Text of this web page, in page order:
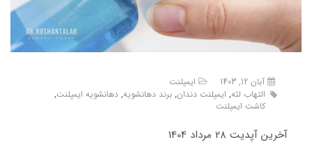
آبان 12, 1403
ایمپلنت
التهاب لثه, ایمپلنت دندان, برند دهانشویه, دهانشویه ایمپلنت,
کاشت ایمپلنت
آخرین آپدیت 28 مرداد 1404